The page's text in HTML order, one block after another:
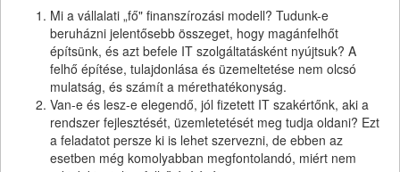
Mi a vállalati „fő" finanszírozási modell? Tudunk-e
beruházni jelentősebb összeget, hogy magánfelhőt
építsünk, és azt befele IT szolgáltatásként nyújtsuk? A
felhő építése, tulajdonlása és üzemeltetése nem olcsó
mulatság, és számít a mérethatékonyság.
Van-e és lesz-e elegendő, jól fizetett IT szakértőnk, aki a
rendszer fejlesztését, üzemletetését meg tudja oldani? Ezt
a feladatot persze ki is lehet szervezni, de ebben az
esetben még komolyabban megfontolandó, miért nem